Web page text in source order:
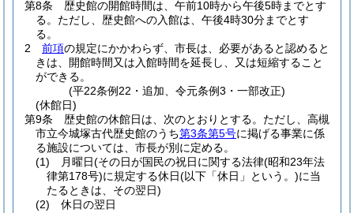
第8条
歴史館の開館時間は、午前10時から午後5時までとす
る。 ただし、歴史館への入館は、午後4時30分までとす
る。
2
前項の規定にかかわらず、市長は、必要があると認めると
きは、開館時間又は入館時間を延長し、又は短縮すること
ができる。
(平22条例22・追加、令元条例3・一部改正)
(休館日)
第9条
歴史館の休館日は、次のとおりとする。 ただし、高槻
市立今城塚古代歴史館のうち第3条第5号に掲げる事業に係
る施設については、市長が別に定める。
(1)
月曜日(その日が国民の祝日に関する法律(昭和23年法
律第178号)に規定する休日(以下「休日」という。)に当
たるときは、その翌日)
(2)
休日の翌日